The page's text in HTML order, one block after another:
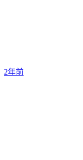
2年前